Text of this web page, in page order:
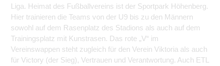
Liga. Heimat des Fußballvereins ist der Sportpark Höhenberg.
Hier trainieren die Teams von der U9 bis zu den Männern
sowohl auf dem Rasenplatz des Stadions als auch auf dem
Trainingsplatz mit Kunstrasen. Das rote „V“ im
Vereinswappen steht zugleich für den Verein Viktoria als auch
für Victory (der Sieg), Vertrauen und Verantwortung. Auch ETL